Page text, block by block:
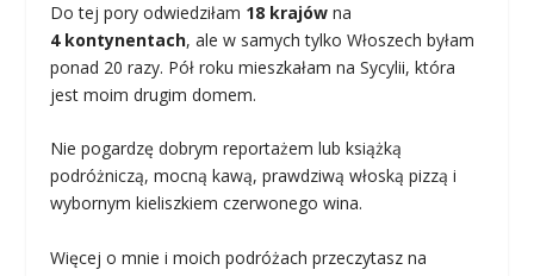
Do tej pory odwiedziłam 18 krajów na
4 kontynentach, ale w samych tylko Włoszech byłam
ponad 20 razy. Pół roku mieszkałam na Sycylii, która
jest moim drugim domem.
Nie pogardzę dobrym reportażem lub książką
podróżniczą, mocną kawą, prawdziwą włoską pizzą i
wybornym kieliszkiem czerwonego wina.
Więcej o mnie i moich podróżach przeczytasz na